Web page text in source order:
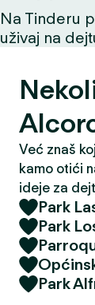
Na Tinderu
uživaj na
Već znaš
kamo otići
ideje za
Park
Park
Park